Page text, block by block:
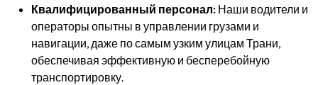
Квалифицированный персонал: Наши водители и
операторы опытны в управлении грузами и
навигации, даже по самым узким улицам Трани,
обеспечивая эффективную и бесперебойную
транспортировку.